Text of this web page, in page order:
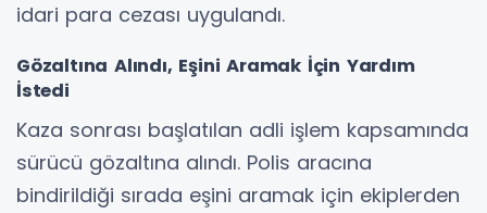
idari para cezası uygulandı.
Gözaltına Alındı, Eşini Aramak İçin Yardım
İstedi
Kaza sonrası başlatılan adli işlem kapsamında
sürücü gözaltına alındı. Polis aracına
bindirildiği sırada eşini aramak için ekiplerden